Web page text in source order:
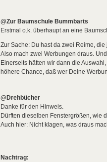
@Zur Baumschule Bummbarts
Erstmal o.k. überhaupt an eine
Zur Sache: Du hast da zwei Reime,
Also mach zwei Werbungen draus.
Einerseits hätten wir dann die
höhere Chance, daß wer Deine
@Drehbücher
Danke für den Hinweis.
Dürften dieselben Fenstergrößen, wie
Auch hier: Nicht klagen, was draus
Nachtrag: